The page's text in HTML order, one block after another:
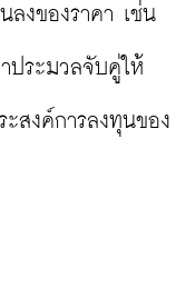
ลงของราคา เช่น
ประมวลจับคู่ให้
ะสงค์การลงทุนของ